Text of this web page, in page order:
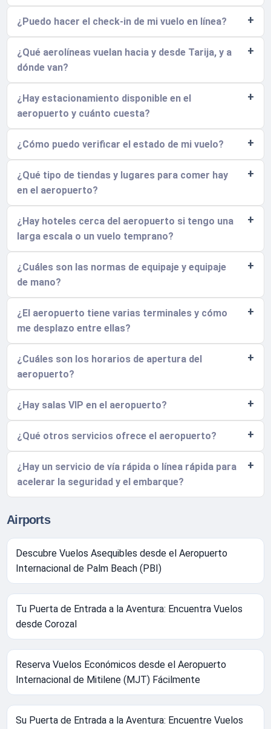
¿Puedo hacer el check-in de mi vuelo en línea?
¿Qué aerolíneas vuelan hacia y desde Tarija, y a
dónde van?
¿Hay estacionamiento disponible en el
aeropuerto y cuánto cuesta?
¿Cómo puedo verificar el estado de mi vuelo?
¿Qué tipo de tiendas y lugares para comer hay
en el aeropuerto?
¿Hay hoteles cerca del aeropuerto si tengo una
larga escala o un vuelo temprano?
¿Cuáles son las normas de equipaje y equipaje
de mano?
¿El aeropuerto tiene varias terminales y cómo
me desplazo entre ellas?
¿Cuáles son los horarios de apertura del
aeropuerto?
¿Hay salas VIP en el aeropuerto?
¿Qué otros servicios ofrece el aeropuerto?
¿Hay un servicio de vía rápida o línea rápida para
acelerar la seguridad y el embarque?
Airports
Descubre Vuelos Asequibles desde el Aeropuerto
Internacional de Palm Beach (PBI)
Tu Puerta de Entrada a la Aventura: Encuentra Vuelos
desde Corozal
Reserva Vuelos Económicos desde el Aeropuerto
Internacional de Mitilene (MJT) Fácilmente
Su Puerta de Entrada a la Aventura: Encuentre Vuelos